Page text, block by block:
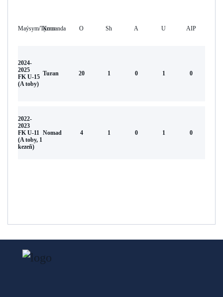
Maýsym/TýrnırKomanda O Sh А U AIP
2024-
2025
FK U-15
(A toby)
Turan 20 1 0 1 0
2022-
2023
FK U-11
(A toby, 1
kezeñ)
Nomad 4 1 0 1 0